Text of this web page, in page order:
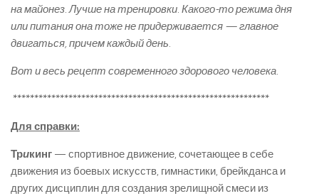
на майонез. Лучше на тренировки. Какого-то режима дня
или питания она тоже не придерживается — главное
двигаться, причем каждый день.
Вот и весь рецепт современного здорового человека.
************************************************************
Для справки:
Трикинг — спортивное движение, сочетающее в себе
движения из боевых искусств, гимнастики, брейкданса и
других дисциплин для создания зрелищной смеси из